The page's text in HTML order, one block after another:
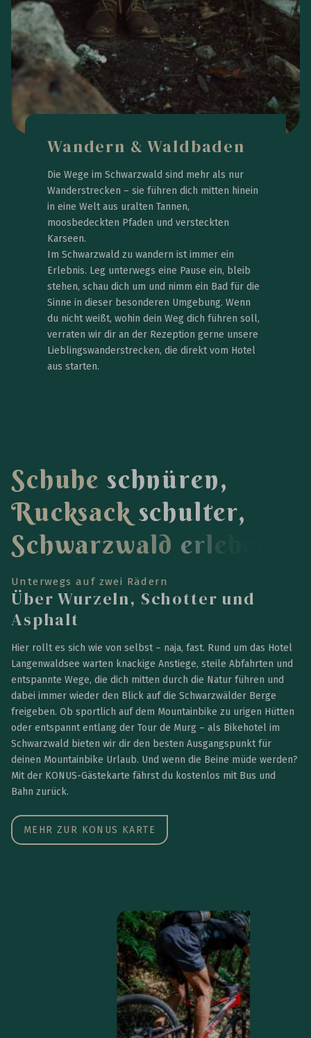
Wandern & Waldbaden
Die Wege im Schwarzwald sind mehr als nur
Wanderstrecken – sie führen dich mitten hinein
in eine Welt aus uralten Tannen,
moosbedeckten Pfaden und versteckten
Karseen.
Im Schwarzwald zu wandern ist immer ein
Erlebnis. Leg unterwegs eine Pause ein, bleib
stehen, schau dich um und nimm ein Bad für die
Sinne in dieser besonderen Umgebung. Wenn
du nicht weißt, wohin dein Weg dich führen soll,
verraten wir dir an der Rezeption gerne unsere
Lieblingswanderstrecken, die direkt vom Hotel
aus starten.
Schuhe schnüren,
Rucksack schulter,
Schwarzwald erl
Unterwegs auf zwei Rädern
Über Wurzeln, Schotter und
Asphalt
Hier rollt es sich wie von selbst – naja, fast. Rund um das Hotel
Langenwaldsee warten knackige Anstiege, steile Abfahrten und
entspannte Wege, die dich mitten durch die Natur führen und
dabei immer wieder den Blick auf die Schwarzwälder Berge
freigeben. Ob sportlich auf dem Mountainbike zu urigen Hütten
oder entspannt entlang der Tour de Murg – als Bikehotel im
Schwarzwald bieten wir dir den besten Ausgangspunkt für
deinen Mountainbike Urlaub. Und wenn die Beine müde werden?
Mit der KONUS-Gästekarte fährst du kostenlos mit Bus und
Bahn zurück.
MEHR ZUR KONUS KARTE